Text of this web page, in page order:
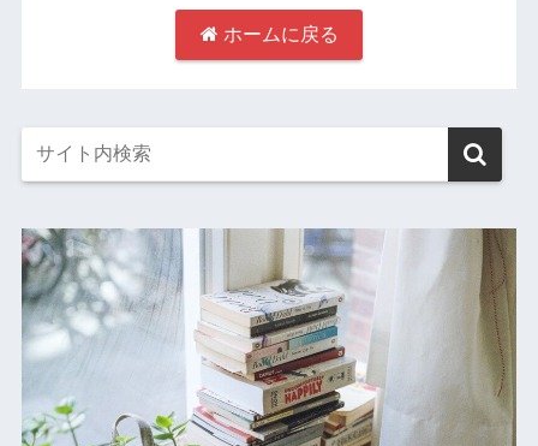
ホームに戻る